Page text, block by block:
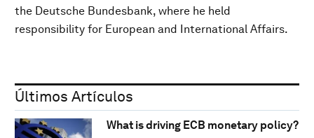
the Deutsche Bundesbank, where he held
responsibility for European and International Affairs.
Últimos Artículos
What is driving ECB monetary policy?